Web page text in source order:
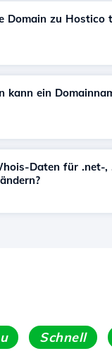
Domain zu Hostico
kann ein
Daten für .net-,
Schnell